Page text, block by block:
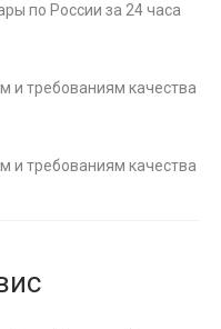
по России за 24 часа
и требованиям качества
и требованиям качества